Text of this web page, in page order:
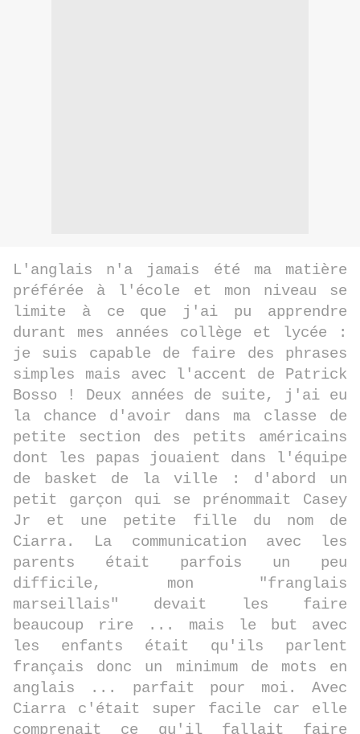
L'anglais n'a jamais été ma matière
préférée à l'école et mon niveau se
limite à ce que j'ai pu apprendre
durant mes années collège et lycée :
je suis capable de faire des phrases
simples mais avec l'accent de Patrick
Bosso ! Deux années de suite, j'ai eu
la chance d'avoir dans ma classe de
petite section des petits américains
dont les papas jouaient dans l'équipe
de basket de la ville : d'abord un
petit garçon qui se prénommait Casey
Jr et une petite fille du nom de
Ciarra. La communication avec les
parents était parfois un peu
difficile, mon "franglais
marseillais" devait les faire
beaucoup rire ... mais le but avec
les enfants était qu'ils parlent
français donc un minimum de mots en
anglais ... parfait pour moi. Avec
Ciarra c'était super facile car elle
comprenait ce qu'il fallait faire